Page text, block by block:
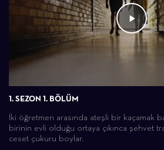
1. SEZON 1. BÖLÜM
İki öğretmen arasında ateşli bir kaçamak
birinin evli olduğu ortaya çıkınca şehvet
ceset çukuru boylar.